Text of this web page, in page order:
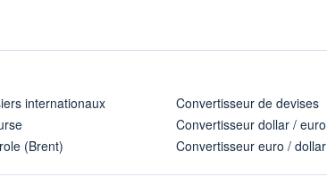
internationaux
(Brent)
Convertisseur de devises
Convertisseur dollar / euro
Convertisseur euro / dollar